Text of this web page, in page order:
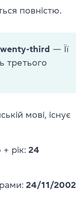
повністю.
third — Її
третього
мові, існує
рік: 24
24/11/2002